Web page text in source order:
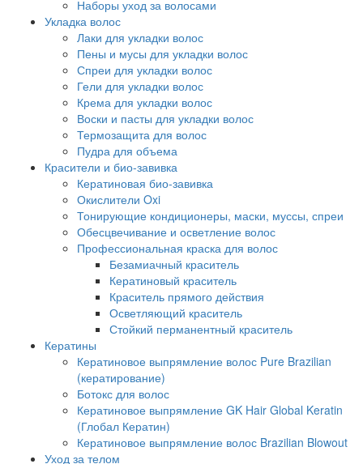
Наборы уход за волосами
Укладка волос
Лаки для укладки волос
Пены и мусы для укладки волос
Спреи для укладки волос
Гели для укладки волос
Крема для укладки волос
Воски и пасты для укладки волос
Термозащита для волос
Пудра для объема
Красители и био-завивка
Кератиновая био-завивка
Окислители Oxi
Тонирующие кондиционеры, маски, муссы, спреи
Обесцвечивание и осветление волос
Профессиональная краска для волос
Безамиачный краситель
Кератиновый краситель
Краситель прямого действия
Осветляющий краситель
Стойкий перманентный краситель
Кератины
Кератиновое выпрямление волос Pure Brazilian
(кератирование)
Ботокс для волос
Кератиновое выпрямление GK Hair Global Keratin
(Глобал Кератин)
Кератиновое выпрямление волос Brazilian Blowout
Уход за телом